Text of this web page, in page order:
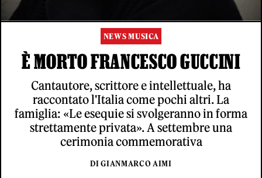
NEWS MUSICA
È MORTO FRANCESCO GUCCINI
Cantautore, scrittore e intellettuale, ha
raccontato l'Italia come pochi altri. La
famiglia: «Le esequie si svolgeranno in forma
strettamente privata». A settembre una
cerimonia commemorativa
DI GIANMARCO AIMI